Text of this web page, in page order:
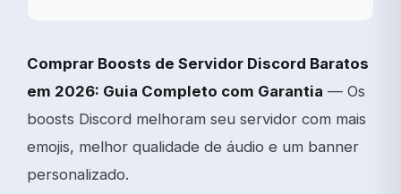
Comprar Boosts de Servidor Discord Baratos
em 2026: Guia Completo com Garantia — Os
boosts Discord melhoram seu servidor com mais
emojis, melhor qualidade de áudio e um banner
personalizado.